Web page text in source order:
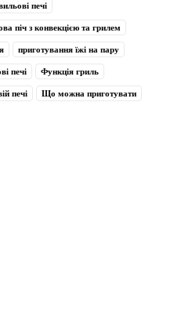
печі
піч з конвекцією та грилем
приготування їжі на пару
печі Функція гриль
печі Що можна приготувати